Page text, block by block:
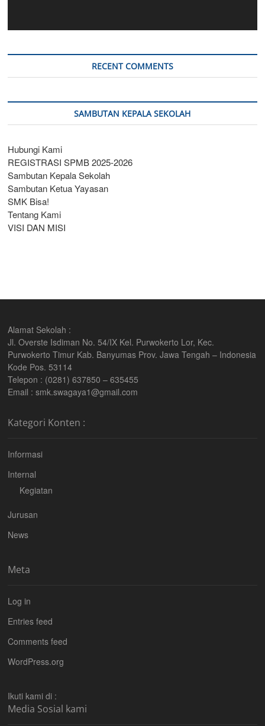
RECENT COMMENTS
SAMBUTAN KEPALA SEKOLAH
Hubungi Kami
REGISTRASI SPMB 2025-2026
Sambutan Kepala Sekolah
Sambutan Ketua Yayasan
SMK Bisa!
Tentang Kami
VISI DAN MISI
Alamat Sekolah :
Jl. Overste Isdiman No. 54/IX Kel. Purwokerto Lor, Kec.
Purwokerto Timur Kab. Banyumas Prov. Jawa Tengah – Indonesia
Kode Pos. 53114
Telepon : (0281) 637850 – 635455
Email : smk.swagaya1@gmail.com
Kategori Konten :
Informasi
Internal
Kegiatan
Jurusan
News
Meta
Log in
Entries feed
Comments feed
WordPress.org
Ikuti kami di :
Media Sosial kami